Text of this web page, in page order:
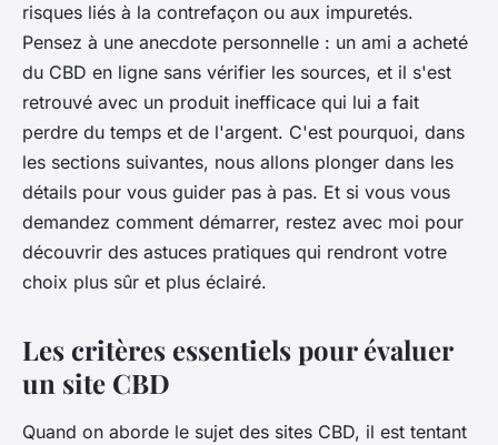
risques liés à la contrefaçon ou aux impuretés.
Pensez à une anecdote personnelle : un ami a acheté
du CBD en ligne sans vérifier les sources, et il s'est
retrouvé avec un produit inefficace qui lui a fait
perdre du temps et de l'argent. C'est pourquoi, dans
les sections suivantes, nous allons plonger dans les
détails pour vous guider pas à pas. Et si vous vous
demandez comment démarrer, restez avec moi pour
découvrir des astuces pratiques qui rendront votre
choix plus sûr et plus éclairé.
Les critères essentiels pour évaluer
un site CBD
Quand on aborde le sujet des sites CBD, il est tentant